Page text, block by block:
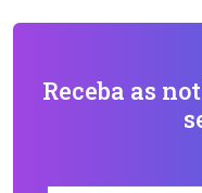
Receba as